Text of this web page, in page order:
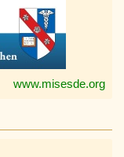
www.misesde.org